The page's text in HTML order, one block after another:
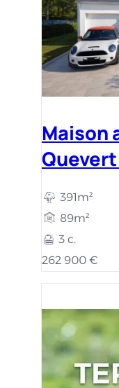
Maison
391m²
89m²
3 c.
262 900 €